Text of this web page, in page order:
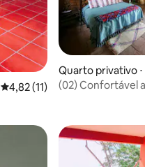
4,82 de uma avaliação média
4,82 (11)
Quarto privativo ⋅
yapam
(02) Confortável